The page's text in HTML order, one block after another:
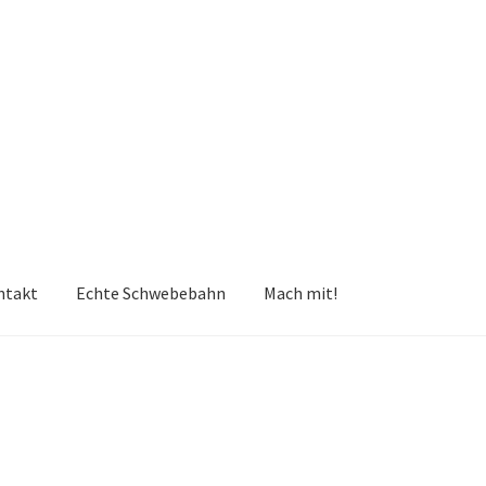
Echte Schwebebahn Mach mit!